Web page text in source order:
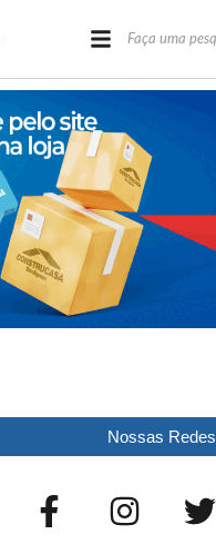
Nossas Redes